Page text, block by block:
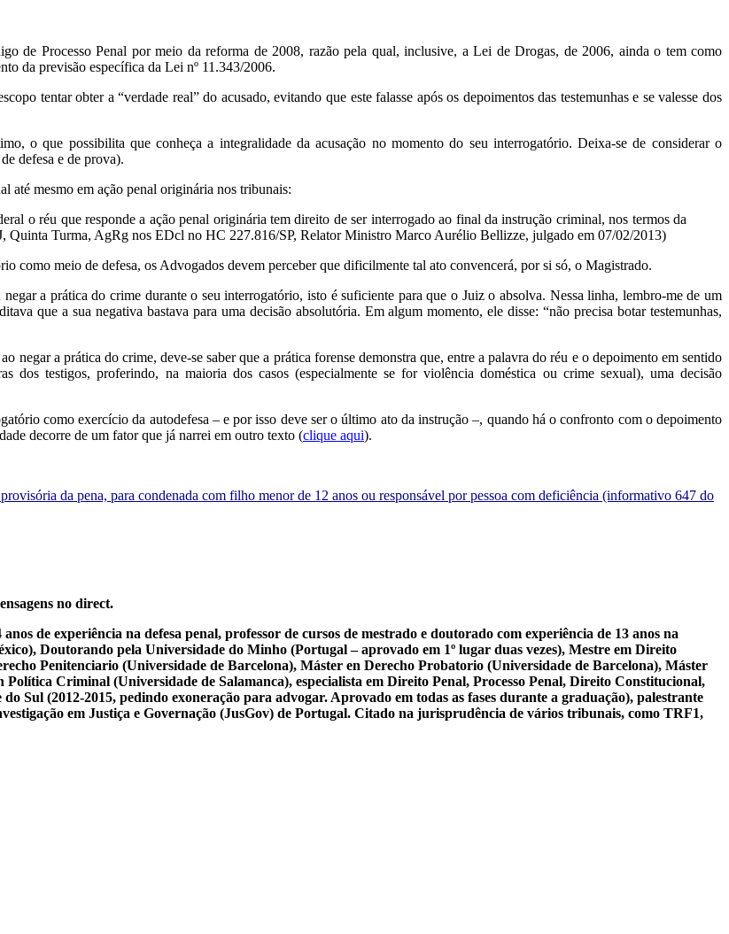
de Processo Penal por meio da reforma de 2008, razão pela qual, inclusive, a Lei de Drogas, de 2006, ainda o tem como
da previsão específica da Lei nº 11.343/2006.
tentar obter a “verdade real” do acusado, evitando que este falasse após os depoimentos das testemunhas e se valesse dos
o que possibilita que conheça a integralidade da acusação no momento do seu interrogatório. Deixa-se de considerar o
defesa e de prova).
até mesmo em ação penal originária nos tribunais:
o réu que responde a ação penal originária tem direito de ser interrogado ao final da instrução criminal, nos termos da
Quinta Turma, AgRg nos EDcl no HC 227.816/SP, Relator Ministro Marco Aurélio Bellizze, julgado em 07/02/2013)
como meio de defesa, os Advogados devem perceber que dificilmente tal ato convencerá, por si só, o Magistrado.
a prática do crime durante o seu interrogatório, isto é suficiente para que o Juiz o absolva. Nessa linha, lembro-me de um
que a sua negativa bastava para uma decisão absolutória. Em algum momento, ele disse: “não precisa botar testemunhas,
negar a prática do crime, deve-se saber que a prática forense demonstra que, entre a palavra do réu e o depoimento em sentido
dos testigos, proferindo, na maioria dos casos (especialmente se for violência doméstica ou crime sexual), uma decisão
como exercício da autodefesa – e por isso deve ser o último ato da instrução –, quando há o confronto com o depoimento
decorre de um fator que já narrei em outro texto (clique aqui).
da pena, para condenada com filho menor de 12 anos ou responsável por pessoa com deficiência (informativo 647 do
no direct.
de experiência na defesa penal, professor de cursos de mestrado e doutorado com experiência de 13 anos na
Doutorando pela Universidade do Minho (Portugal – aprovado em 1º lugar duas vezes), Mestre em Direito
Penitenciario (Universidade de Barcelona), Máster en Derecho Probatorio (Universidade de Barcelona), Máster
Criminal (Universidade de Salamanca), especialista em Direito Penal, Processo Penal, Direito Constitucional,
Sul (2012-2015, pedindo exoneração para advogar. Aprovado em todas as fases durante a graduação), palestrante
em Justiça e Governação (JusGov) de Portugal. Citado na jurisprudência de vários tribunais, como TRF1,